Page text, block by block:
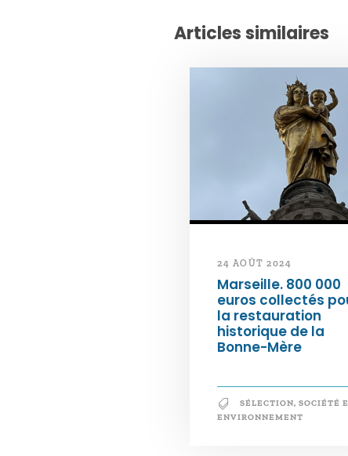
Articles similaires
24 AOÛT 2024
Marseille. 800 000
euros collectés
la restauration
historique de la
Bonne-Mère
SÉLECTION, SOCIÉTÉ
ENVIRONNEMENT